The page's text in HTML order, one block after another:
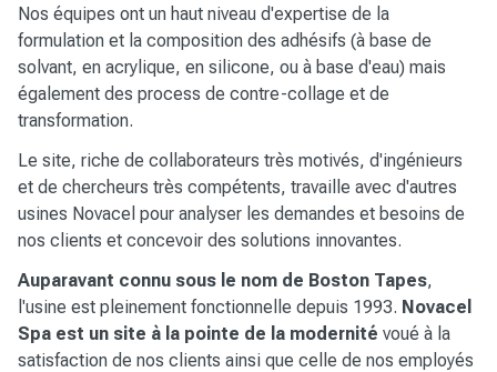
Nos équipes ont un haut niveau d'expertise de la
formulation et la composition des adhésifs (à base de
solvant, en acrylique, en silicone, ou à base d'eau) mais
également des process de contre-collage et de
transformation.
Le site, riche de collaborateurs très motivés, d'ingénieurs
et de chercheurs très compétents, travaille avec d'autres
usines Novacel pour analyser les demandes et besoins de
nos clients et concevoir des solutions innovantes.
Auparavant connu sous le nom de Boston Tapes,
l'usine est pleinement fonctionnelle depuis 1993. Novacel
Spa est un site à la pointe de la modernité voué à la
satisfaction de nos clients ainsi que celle de nos employés